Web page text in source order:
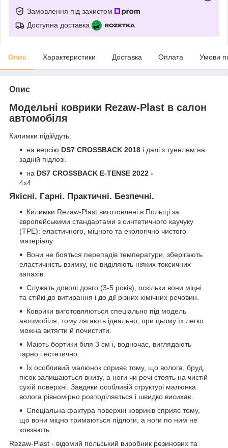
Замовлення під захистом
Доступна доставка
Опис Характеристики Доставка Оплата Умови
Опис
Модельні коврики Rezaw-Plast в салон
автомобіля
Килимки підійдуть:
на версію DS7 CROSSBACK 2018 і далі з тунелем на
задній підлозі.
на DS7 CROSSBACK E-TENSE 2022 -
4x4
Якісні. Гарні. Практичні. Безпечні.
Килимки Rezaw-Plast виготовлені в Польщі за
європейськими стандартами з синтетичного каучуку
(ТРЕ): еластичного, міцного та екологічно чистого
матеріалу.
Вони не бояться перепадів температури, зберігають
еластичність взимку, не виділяють ніяких токсичних
запахів.
Служать доволі довго (3-5 років), оскільки вони міцні
та стійкі до витирання і до дії різних хімічних речовин.
Коврики виготовляються спеціально під модель
автомобіля, тому лягають ідеально, при цьому їх легко
можна витягти й почистити.
Мають бортики біля 3 см і, водночас, виглядають
гарно і естетично.
Їх особливий малюнок сприяє тому, що волога, бруд,
пісок залишаються внизу, а ноги чи речі стоять на чистій
сухій поверхні. Завдяки особливій структурі малюнка
волога рівномірно розподіляється і швидко висихає.
Спеціальна фактура поверхні ковриків сприяє тому,
що вони міцно тримаються підлоги, а ноги по ним не
ковзають.
Rezaw-Plast - відомий польський виробник резинових та